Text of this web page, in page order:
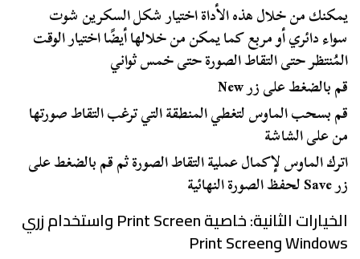
يمكنك من خلال هذه الأداة اختيار شكل السكرين شوت
سواء دائري أو مربع كما يمكن من خلالها أيضًا اختيار الوقت
المُنتظر حتى التقاط الصورة حتى خمس ثواني
قم بالضغط على زر New
قم بسحب الماوس لتغطي المنطقة التي ترغب التقاط صورتها
من على الشاشة
اترك الماوس لإكمال عملية التقاط الصورة ثم قم بالضغط على
زر Save لحفظ الصورة النهائية
الخيارات الثانية: خاصية Print Screen واستخدام زري
Windows وPrint Screen